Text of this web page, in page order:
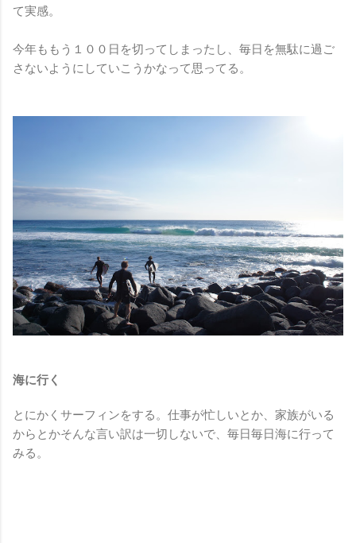
て実感。
今年ももう１００日を切ってしまったし、毎日を無駄に過ご
さないようにしていこうかなって思ってる。
海に行く
とにかくサーフィンをする。仕事が忙しいとか、家族がいる
からとかそんな言い訳は一切しないで、毎日毎日海に行って
みる。